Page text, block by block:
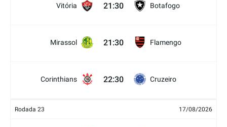
Vitória 21:30 Botafogo
Mirassol 21:30 Flamengo
Corinthians 22:30 Cruzeiro
Rodada 23 17/08/2026